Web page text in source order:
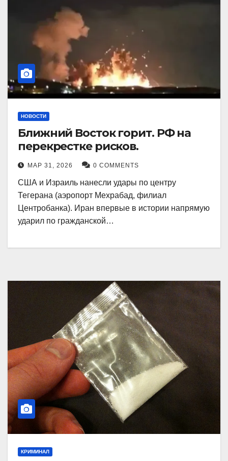
НОВОСТИ
Ближний Восток горит. РФ на
перекрестке рисков.
МАР 31, 2026 0 COMMENTS
США и Израиль нанесли удары по центру
Тегерана (аэропорт Мехрабад, филиал
Центробанка). Иран впервые в истории напрямую
ударил по гражданской…
КРИМИНАЛ